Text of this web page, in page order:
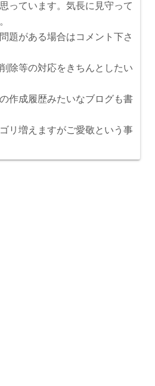
っています。気長に見守って
題がある場合はコメント下さ
除等の対応をきちんとしたい
作成履歴みたいなブログも書
リ増えますがご愛敬という事